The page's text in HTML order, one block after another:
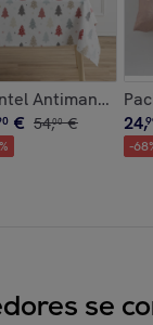
45x45 .
Antimanchas
€ 54,00 €
%
24,
-68
se